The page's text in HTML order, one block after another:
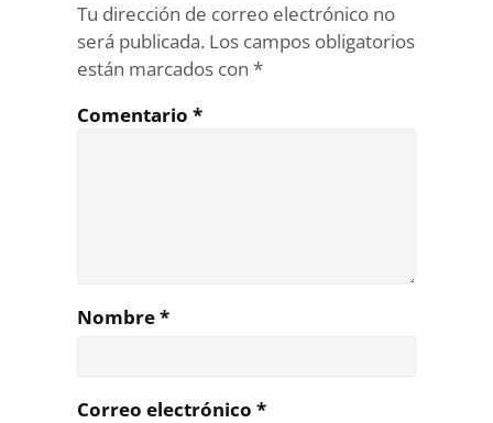
Tu dirección de correo electrónico no
será publicada. Los campos obligatorios
están marcados con *
Comentario *
Nombre*
Correo electrónico *